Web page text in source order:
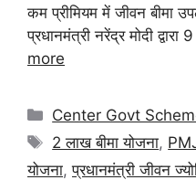
कम प्रीमियम में जीवन बीमा
प्रधानमंत्री नरेंद्र मोदी
more
Center Govt
2 लाख बीमा योजना,
योजना,प्रधानमंत्री जीवन